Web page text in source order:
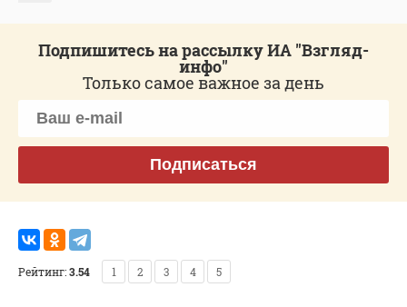
Подпишитесь на рассылку ИА "Взгляд-
инфо"
Только самое важное за день
Подписаться
Рейтинг:3.54 1 2 3 4 5